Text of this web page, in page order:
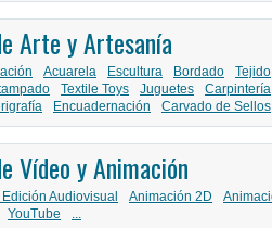
Arte y Artesanía
Acuarela Escultura Bordado Tejido
Textile Toys Juguetes Carpintería
Encuadernación Carvado de Sellos
Vídeo y Animación
Audiovisual Animación 2D
YouTube ...